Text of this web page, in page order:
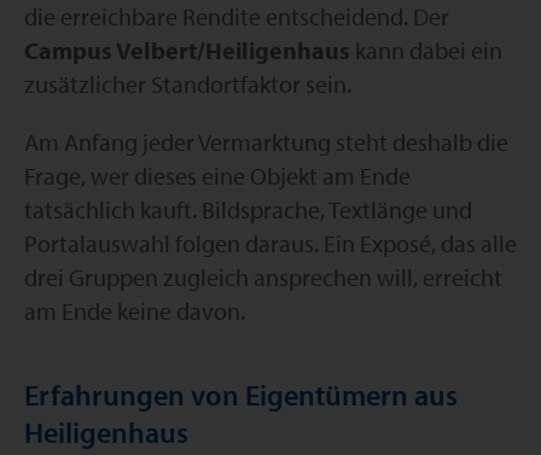
die erreichbare Rendite entscheidend. Der
Campus Velbert/Heiligenhaus kann dabei ein
zusätzlicher Standortfaktor sein.
Am Anfang jeder Vermarktung steht deshalb die
Frage, wer dieses eine Objekt am Ende
tatsächlich kauft. Bildsprache, Textlänge und
Portalauswahl folgen daraus. Ein Exposé, das alle
drei Gruppen zugleich ansprechen will, erreicht
am Ende keine davon.
Erfahrungen von Eigentümern aus
Heiligenhaus